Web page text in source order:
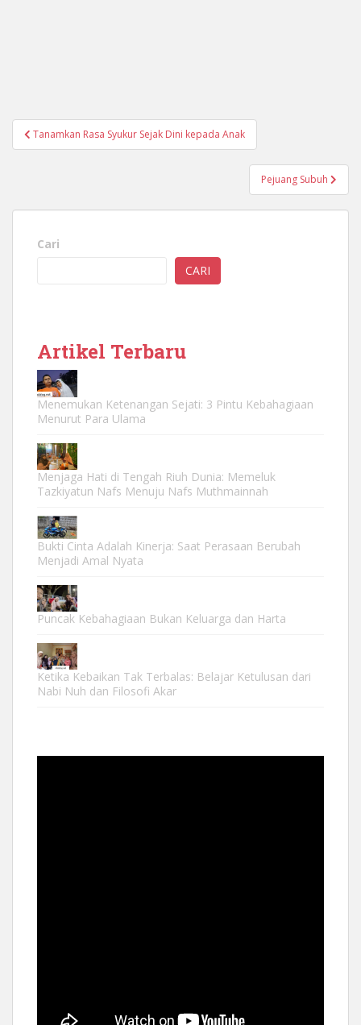
Navigasi
pos
Tanamkan Rasa Syukur Sejak Dini kepada Anak
Pejuang Subuh
Cari
CARI
Artikel Terbaru
Menemukan Ketenangan Sejati: 3 Pintu Kebahagiaan
Menurut Para Ulama
Menjaga Hati di Tengah Riuh Dunia: Memeluk
Tazkiyatun Nafs Menuju Nafs Muthmainnah
Bukti Cinta Adalah Kinerja: Saat Perasaan Berubah
Menjadi Amal Nyata
Puncak Kebahagiaan Bukan Keluarga dan Harta
Ketika Kebaikan Tak Terbalas: Belajar Ketulusan dari
Nabi Nuh dan Filosofi Akar